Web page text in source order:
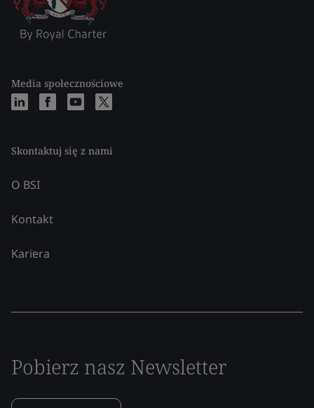
Media społecznościowe
Skontaktuj się z nami
O BSI
Kontakt
Kariera
Pobierz nasz Newsletter